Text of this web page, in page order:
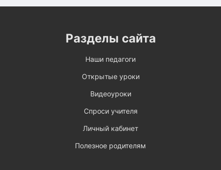
Разделы сайта
Наши педагоги
Открытые уроки
Видеоуроки
Спроси учителя
Личный кабинет
Полезное родителям